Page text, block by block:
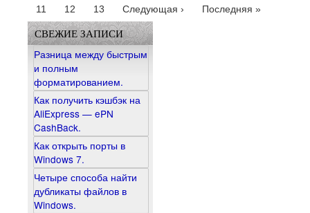
11
12 13 Следующая › Последняя »
СВЕЖИЕ ЗАПИСИ
Разница между быстрым
и полным
форматированием.
Как получить кэшбэк на
AliExpress — ePN
CashBack.
Как открыть порты в
Windows 7.
Четыре способа найти
дубликаты файлов в
Windows.